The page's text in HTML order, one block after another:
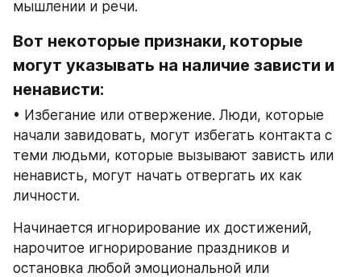
мышлении и речи.
Вот некоторые признаки, которые
могут указывать на наличие зависти и
ненависти:
• Избегание или отвержение. Люди, которые
начали завидовать, могут избегать контакта с
теми людьми, которые вызывают зависть или
ненависть, могут начать отвергать их как
личности.
Начинается игнорирование их достижений,
нарочитое игнорирование праздников и
остановка любой эмоциональной или